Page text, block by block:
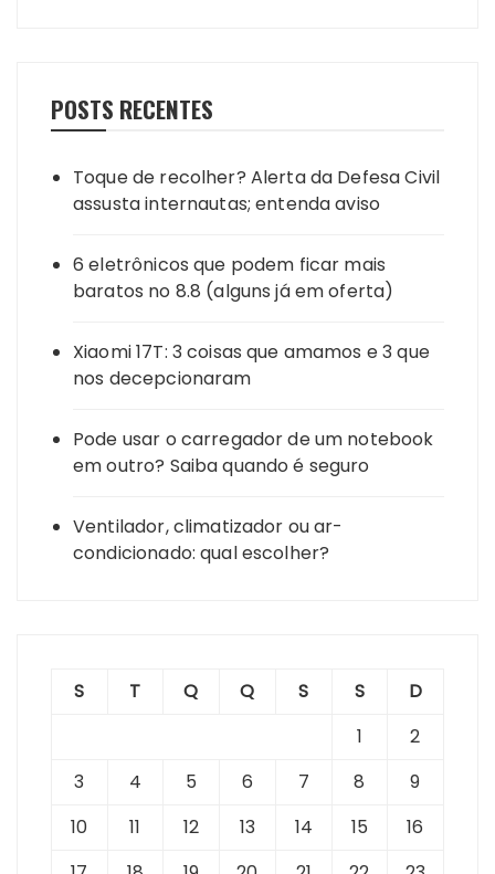
POSTS RECENTES
Toque de recolher? Alerta da Defesa Civil
assusta internautas; entenda aviso
6 eletrônicos que podem ficar mais
baratos no 8.8 (alguns já em oferta)
Xiaomi 17T: 3 coisas que amamos e 3 que
nos decepcionaram
Pode usar o carregador de um notebook
em outro? Saiba quando é seguro
Ventilador, climatizador ou ar-
condicionado: qual escolher?
S T Q Q S S
D
1
2
3
4 5 6 7 8
9
10
11 12 13 14 15
16